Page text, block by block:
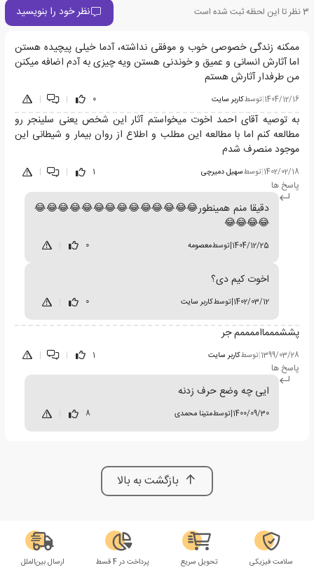
3نظر تا این لحظه ثبت شده است نظر خود را بنویسید
ممکنه زندگی خصوصی خوب و موفقی نداشته، آدما خیلی پیچیده هستن
اما آثارش انسانی و عمیق و خوندنی هستن ویه چیزی به آدم اضافه میکنن
من طرفدار آثارش هستم
1404/12/16
|توسطکاربر سایت 0
|
|
به توصیه آقای احمد اخوت میخواستم آثار این شخص یعنی سلینجر رو
مطالعه کنم اما با مطالعه این مطلب و اطلاع از روان بیمار و شیطانی این
موجود منصرف شدم
1402/02/18
|توسطسهیل دمیرچی 1
|
|
پاسخ ها
دقیقا منم همینطور😂😂😂😂😂😂😂😂😂😂😂😂😂😂
😂😂😂😂
1404/12/25
|توسطمعصومه 0
اخوت کیم دی؟
1402/03/12
|توسطکاربر سایت 0
پششمممااممممم جر
1399/03/28
|توسطکاربر سایت 1
|
|
پاسخ ها
ایی چه وضع حرف زدنه
1400/09/30
|توسطمتینا محمدی 8
بازگشت به بالا
سلامت فیزیکی تحویل سریع پرداخت در 4 قسط ارسال بین‌الملل